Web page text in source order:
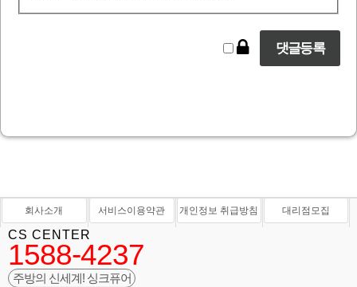
회사소개 서비스이용약관 개인정보 취급방침 대리점모집
CS CENTER
1588-4237
주방의 신세계! 싱크퓨어